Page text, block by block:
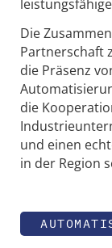
Die
Partnerschaft
die Präsenz
die
und einen
in der Region